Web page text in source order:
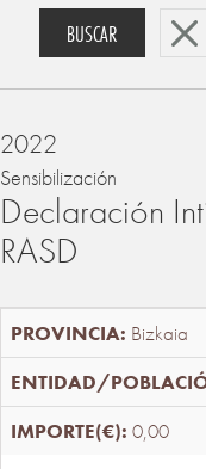
BUSCAR
2022
Sensibilización
Declaración
RASD
Bizkaia
0,00